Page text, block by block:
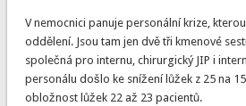
V nemocnici panuje personální krize,
oddělení. Jsou tam jen dvě tři kmenové
společná pro internu, chirurgický JIP i
personálu došlo ke snížení lůžek z 25 na
obložnost lůžek 22 až 23 pacientů.